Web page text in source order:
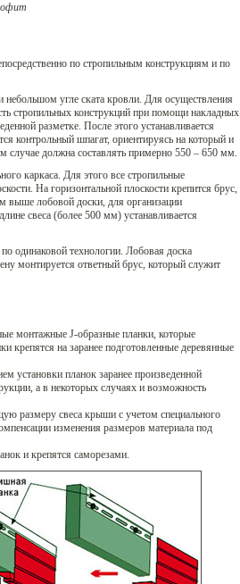
по стропильным конструкциям и по
угле ската кровли. Для осуществления
стропильных конструкций при помощи накладных
разметке. После этого устанавливается
контрольный шпагат, ориентируясь на который и
случае должна составлять примерно 550 – 650 мм.
каркаса. Для этого все стропильные
На горизонтальной плоскости крепится брус,
выше лобовой доски, для организации
свеса (более 500 мм) устанавливается
одинаковой технологии. Лобовая доска
монтируется ответный брус, который служит
монтажные J-образные планки, которые
крепятся на заранее подготовленные деревянные
установки планок заранее произведенной
а в некоторых случаях и возможность
размеру свеса крыши с учетом специального
изменения размеров материала под
и крепятся саморезами.